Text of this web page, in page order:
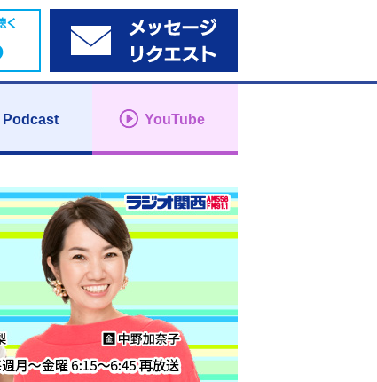
Podcast YouTube